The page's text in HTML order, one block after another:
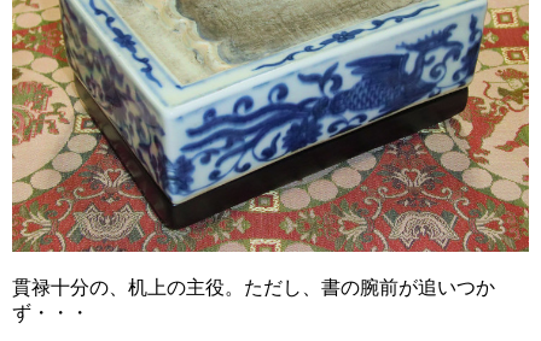
貫禄十分の、机上の主役。ただし、書の腕前が追いつか
ず・・・